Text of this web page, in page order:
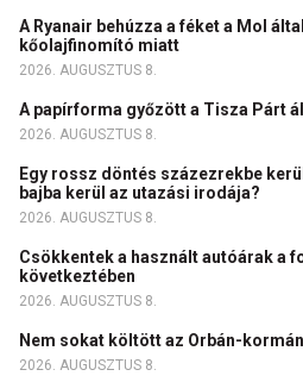
A Ryanair behúzza a féket a Mol
kőolajfinomító miatt
2026. AUGUSZTUS 8.
A papírforma győzött a Tisza Párt
2026. AUGUSZTUS 8.
Egy rossz döntés százezrekbe
bajba kerül az utazási irodája?
2026. AUGUSZTUS 8.
Csökkentek a használt autóárak a
következtében
2026. AUGUSZTUS 8.
Nem sokat költött az Orbán-
2026. AUGUSZTUS 8.